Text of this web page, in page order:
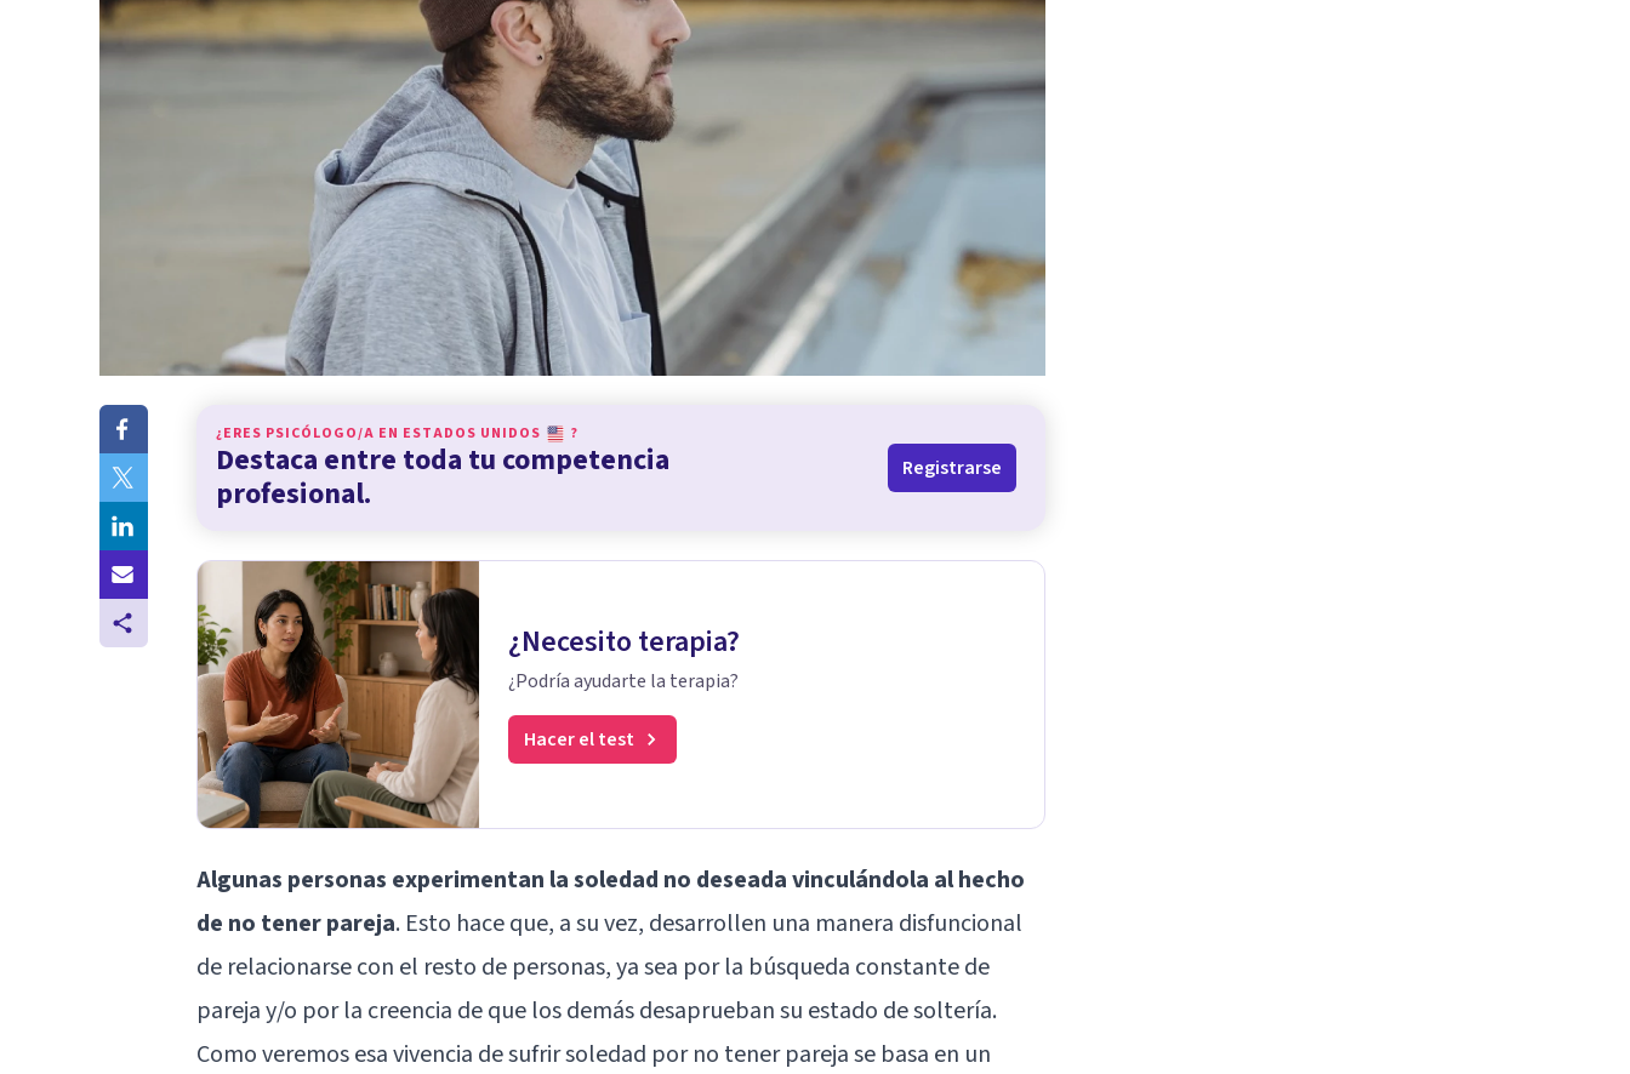
¿ERES PSICÓLOGO/A EN ESTADOS UNIDOS ?
Destaca entre toda tu competencia
profesional.
Registrarse
¿Necesito terapia?
¿Podría ayudarte la terapia?
Hacer el test
Algunas personas experimentan la soledad no deseada vinculándola al hecho
de no tener pareja. Esto hace que, a su vez, desarrollen una manera disfuncional
de relacionarse con el resto de personas, ya sea por la búsqueda constante de
pareja y/o por la creencia de que los demás desaprueban su estado de soltería.
Como veremos esa vivencia de sufrir soledad por no tener pareja se basa en un